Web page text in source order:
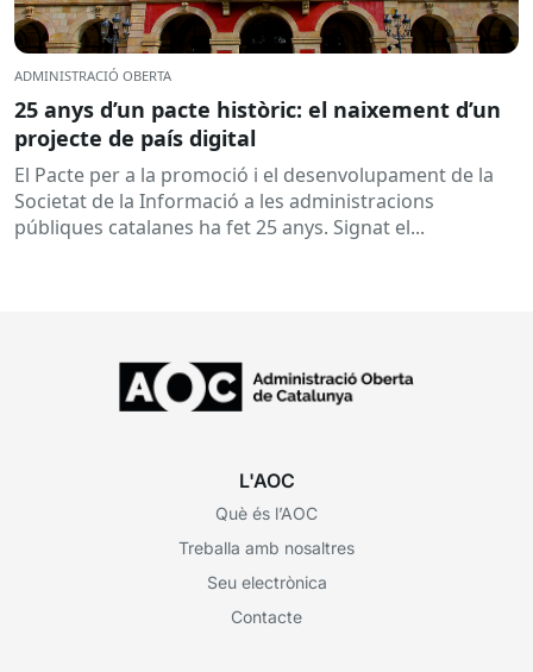
ADMINISTRACIÓ OBERTA
25 anys d’un pacte històric: el naixement d’un
projecte de país digital
El Pacte per a la promoció i el desenvolupament de la
Societat de la Informació a les administracions
públiques catalanes ha fet 25 anys. Signat el...
L'AOC
Què és l’AOC
Treballa amb nosaltres
Seu electrònica
Contacte